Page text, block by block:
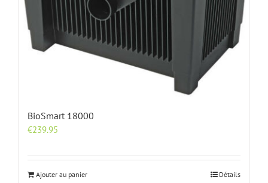
BioSmart 18000
€239.95
Ajouter au panier Détails